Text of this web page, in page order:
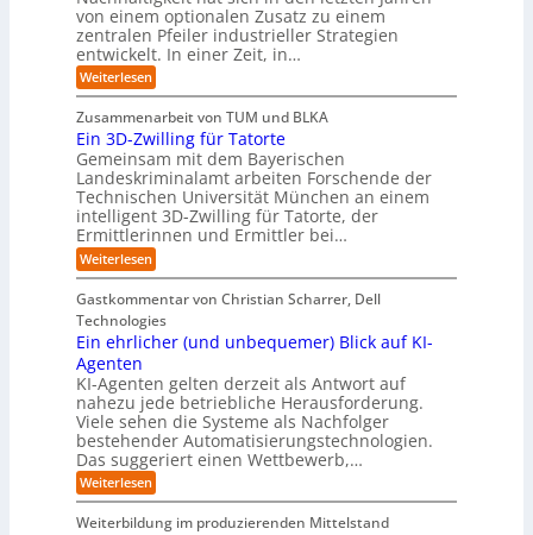
n
g
m
o
n
F
o
r
m
w
a
y
s
b
e
i
e
n
i
c
-
e
u
r
o
p
ä
c
h
n
R
o
u
t
e
n
i
e
r
u
n
g
n
S
P
:
W
i
e
s
a
u
b
e
r
e
D
a
e
n
K
I
P
r
o
j
e
k
t
e
i
A
-
R
e
p
o
t
:
S
i
n
k
e
n
d
e
C
y
e
r
r
i
s
i
k
o
w
von einem optionalen Zusatz zu einem
zentralen Pfeiler industrieller Strategien
entwickelt. In einer Zeit, in…
Weiterlesen:
E
n
z
w
e
i
t
e
s
L
e
e
n
f
I
n
d
u
s
t
r
i
e
Zusammenarbeit von TUM und BLKA
Ein 3D-Zwilling für Tatorte
Gemeinsam mit dem Bayerischen
Landeskriminalamt arbeiten Forschende der
Technischen Universität München an einem
intelligent 3D-Zwilling für Tatorte, der
Ermittlerinnen und Ermittler bei…
Weiterlesen:
E
n
3
D
w
i
l
l
i
n
g
f
ü
Gastkommentar von Christian Scharrer, Dell
Technologies
Ein ehrlicher (und unbequemer) Blick auf KI-
Agenten
KI-Agenten gelten derzeit als Antwort auf
nahezu jede betriebliche Herausforderung.
Viele sehen die Systeme als Nachfolger
bestehender Automatisierungstechnologien.
Das suggeriert einen Wettbewerb,…
Weiterlesen:
E
n
Weiterbildung im produzierenden Mittelstand